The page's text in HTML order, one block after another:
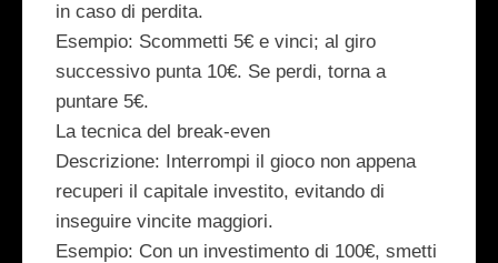
in caso di perdita.
Esempio: Scommetti 5€ e vinci; al giro
successivo punta 10€. Se perdi, torna a
puntare 5€.
La tecnica del break-even
Descrizione: Interrompi il gioco non appena
recuperi il capitale investito, evitando di
inseguire vincite maggiori.
Esempio: Con un investimento di 100€, smetti